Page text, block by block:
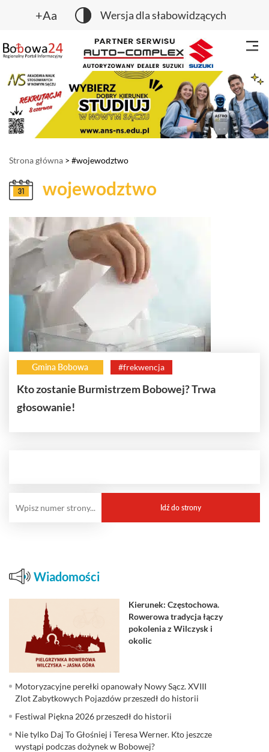
+Aa Wersja dla słabowidzących
Strona główna > #wojewodztwo
wojewodztwo
Gmina Bobowa #frekwencja
Kto zostanie Burmistrzem Bobowej? Trwa
głosowanie!
Wiadomości
Kierunek: Częstochowa.
Rowerowa tradycja łączy
pokolenia z Wilczysk i
okolic
Motoryzacyjne perełki opanowały Nowy Sącz. XVIII
Zlot Zabytkowych Pojazdów przeszedł do historii
Festiwal Piękna 2026 przeszedł do historii
Nie tylko Daj To Głośniej i Teresa Werner. Kto jeszcze
wystąpi podczas dożynek w Bobowej?